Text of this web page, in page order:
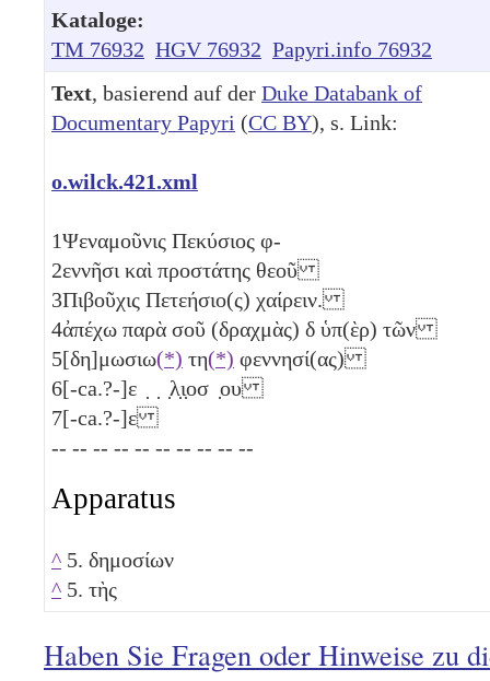
Kataloge:
TM 76932 HGV 76932 Papyri.info 76932
Text, basierend auf der Duke Databank of
Documentary Papyri (CC BY), s. Link:
o.wilck.421.xml
1Ψεναμοῦνις Πεκύσιος φ-
2εννῆσι καὶ προστάτης θεοῦ
3Πιβοῦχις Πετεήσιο(ς) χαίρειν.
4ἀπέχω παρὰ σοῦ (δραχμὰς) δ ὑπ(ὲρ) τῶν
5[δη]μωσιω(*) τη(*) φεννησί(ας)
6[-ca.?-]ε ̣ ̣ ̣λ̣ι̣οσ ̣ου
7[-ca.?-]ε
-- -- -- -- -- -- -- -- -- --
Apparatus
^ 5. δημοσίων
^ 5. τὴς
Haben Sie Fragen oder Hinweise zu